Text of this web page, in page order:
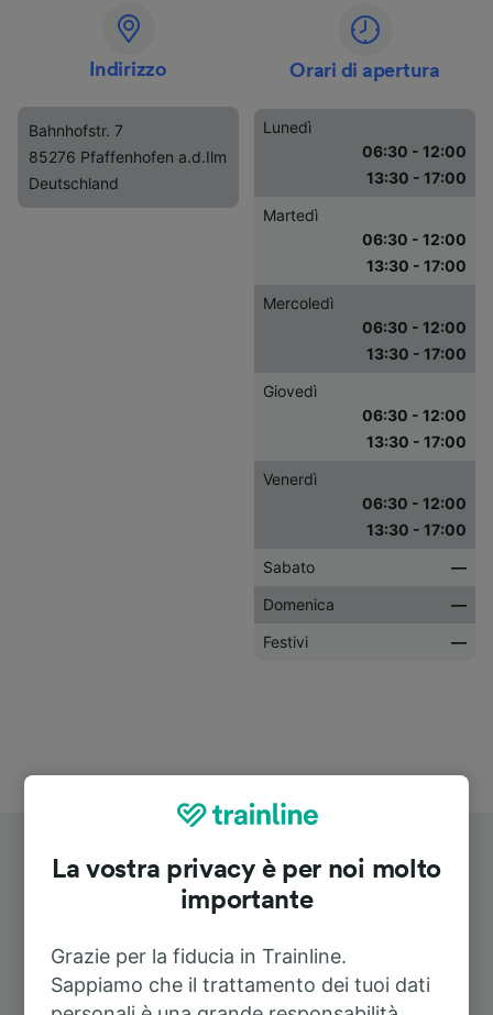
Indirizzo
Bahnhofstr. 7
85276 Pfaffenhofen a.d.Ilm
Deutschland
Orari di apertura
Lunedì
06:30 - 12:00
13:30 - 17:00
Martedì
06:30 - 12:00
13:30 - 17:00
Mercoledì
06:30 - 12:00
13:30 - 17:00
Giovedì
06:30 - 12:00
13:30 - 17:00
Venerdì
06:30 - 12:00
13:30 - 17:00
Sabato
—
Domenica
—
Festivi
—
Itinerari più popolari da
La vostra privacy è per noi molto
importante
Grazie per la fiducia in Trainline.
Sappiamo che il trattamento dei tuoi dati